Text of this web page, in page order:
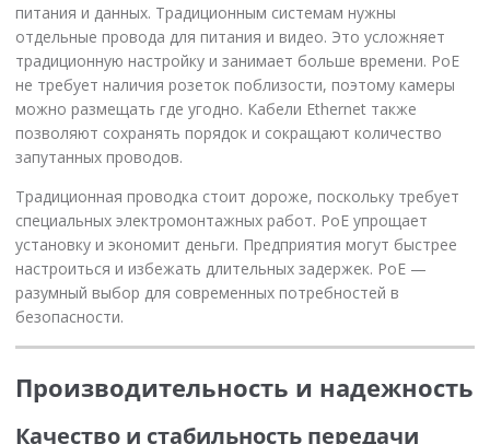
питания и данных. Традиционным системам нужны
отдельные провода для питания и видео. Это усложняет
традиционную настройку и занимает больше времени. PoE
не требует наличия розеток поблизости, поэтому камеры
можно размещать где угодно. Кабели Ethernet также
позволяют сохранять порядок и сокращают количество
запутанных проводов.
Традиционная проводка стоит дороже, поскольку требует
специальных электромонтажных работ. PoE упрощает
установку и экономит деньги. Предприятия могут быстрее
настроиться и избежать длительных задержек. PoE —
разумный выбор для современных потребностей в
безопасности.
Производительность и надежность
Качество и стабильность передачи